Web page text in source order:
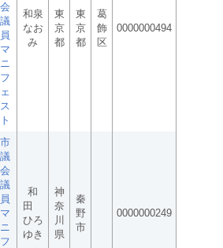
会
議
員
マ
ニ
フ
ェ
ス
ト
和泉
なお
み
東
京
都
東
京
都
葛
飾
区
0000000494
市
議
会
議
員
マ
ニ
フ
和
田
ひろ
ゆき
神
奈
川
県
秦
野
市
0000000249